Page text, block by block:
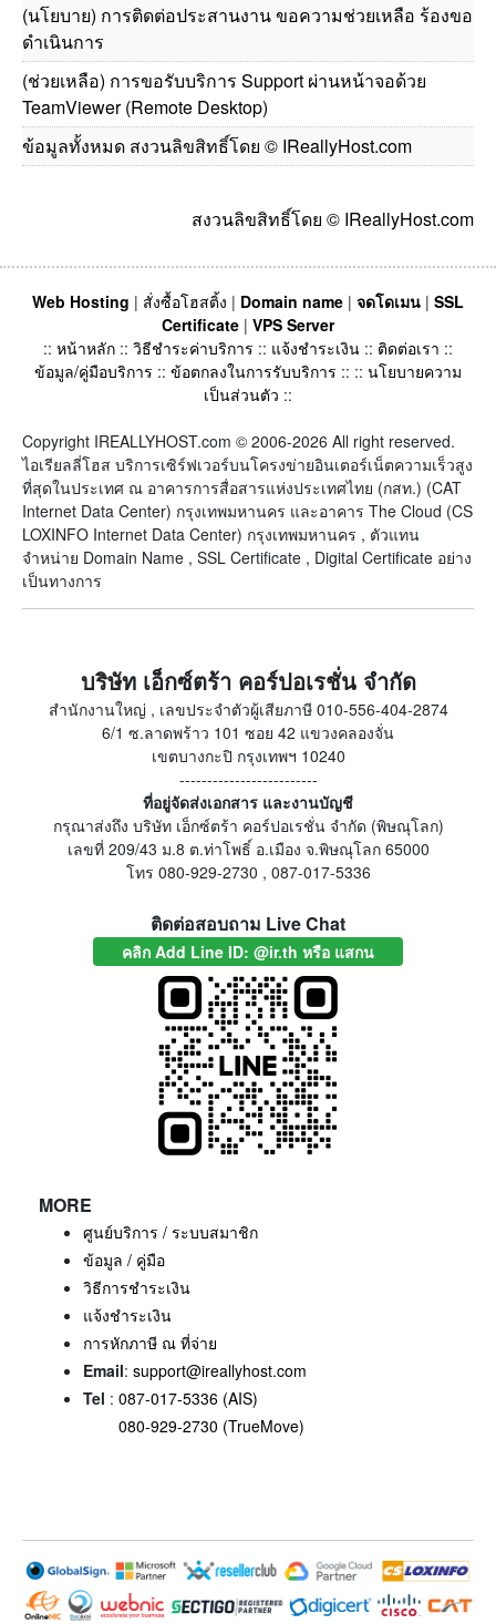
(นโยบาย) การติดต่อประสานงาน ขอความช่วยเหลือ ร้องขอ
ดำเนินการ
(ช่วยเหลือ) การขอรับบริการ Support ผ่านหน้าจอด้วย
TeamViewer (Remote Desktop)
ข้อมูลทั้งหมด สงวนลิขสิทธิ์โดย © IReallyHost.com
สงวนลิขสิทธิ์โดย © IReallyHost.com
Web Hosting | สั่งซื้อโฮสติ้ง | Domain name | จดโดเมน | SSL
Certificate | VPS Server
:: หน้าหลัก :: วิธีชำระค่าบริการ :: แจ้งชำระเงิน :: ติดต่อเรา ::
ข้อมูล/คู่มือบริการ :: ข้อตกลงในการรับบริการ :: :: นโยบายความ
เป็นส่วนตัว ::
Copyright IREALLYHOST.com © 2006-2026 All right reserved.
ไอเรียลลี่โฮส บริการเซิร์ฟเวอร์บนโครงข่ายอินเตอร์เน็ตความเร็วสูง
ที่สุดในประเทศ ณ อาคารการสื่อสารแห่งประเทศไทย (กสท.) (CAT
Internet Data Center) กรุงเทพมหานคร และอาคาร The Cloud (CS
LOXINFO Internet Data Center) กรุงเทพมหานคร , ตัวแทน
จำหน่าย Domain Name , SSL Certificate , Digital Certificate อย่าง
เป็นทางการ
บริษัท เอ็กซ์ตร้า คอร์ปอเรชั่น จำกัด
สำนักงานใหญ่ , เลขประจำตัวผู้เสียภาษี 010-556-404-2874
6/1 ซ.ลาดพร้าว 101 ซอย 42 แขวงคลองจั่น
เขตบางกะปิ กรุงเทพฯ 10240
-------------------------
ที่อยู่จัดส่งเอกสาร และงานบัญชี
กรุณาส่งถึง บริษัท เอ็กซ์ตร้า คอร์ปอเรชั่น จำกัด (พิษณุโลก)
เลขที่ 209/43 ม.8 ต.ท่าโพธิ์ อ.เมือง จ.พิษณุโลก 65000
โทร 080-929-2730 , 087-017-5336
ติดต่อสอบถาม Live Chat
คลิก Add Line ID: @ir.th หรือ แสกน
MORE
ศูนย์บริการ / ระบบสมาชิก
ข้อมูล / คู่มือ
วิธีการชำระเงิน
แจ้งชำระเงิน
การหักภาษี ณ ที่จ่าย
Email: support@ireallyhost.com
Tel : 087-017-5336 (AIS)
080-929-2730 (TrueMove)